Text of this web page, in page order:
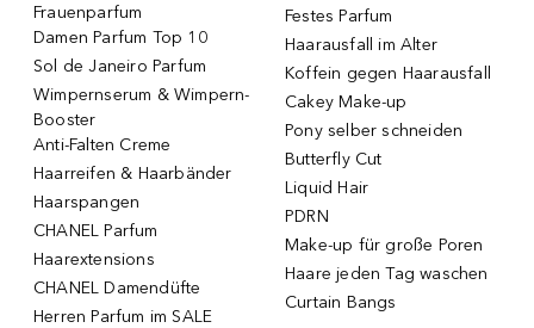
Frauenparfum
Damen Parfum Top 10
Sol de Janeiro Parfum
Wimpernserum & Wimpern-
Booster
Anti-Falten Creme
Haarreifen & Haarbänder
Haarspangen
CHANEL Parfum
Haarextensions
CHANEL Damendüfte
Herren Parfum im SALE
Festes Parfum
Haarausfall im Alter
Koffein gegen Haarausfall
Cakey Make-up
Pony selber schneiden
Butterfly Cut
Liquid Hair
PDRN
Make-up für große Poren
Haare jeden Tag waschen
Curtain Bangs